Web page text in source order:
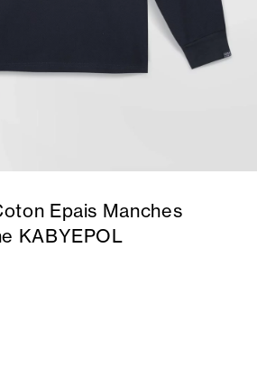
Epais Manches
KABYEPOL